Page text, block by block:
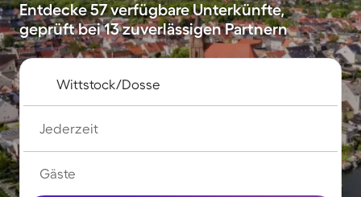
Entdecke 57 verfügbare Unterkünfte,
geprüft bei 13 zuverlässigen Partnern
Jederzeit
Gäste